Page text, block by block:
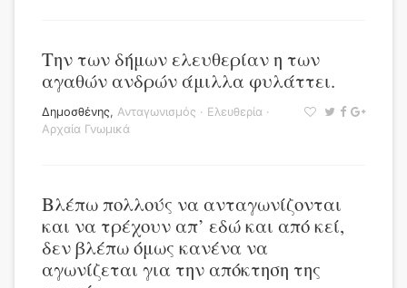
Την των δήμων ελευθερίαν η των
αγαθών ανδρών άμιλλα φυλάττει.
Δημοσθένης, Ανταγωνισμός · Ελευθερία ·
Αρχαία Γνωμικά
Βλέπω πολλούς να ανταγωνίζονται
και να τρέχουν απ’ εδώ και από κεί,
δεν βλέπω όμως κανένα να
αγωνίζεται για την απόκτηση της